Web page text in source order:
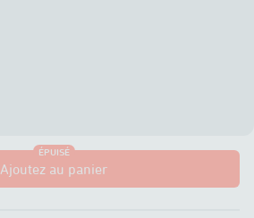
ÉPUISÉ
Ajoutez au panier